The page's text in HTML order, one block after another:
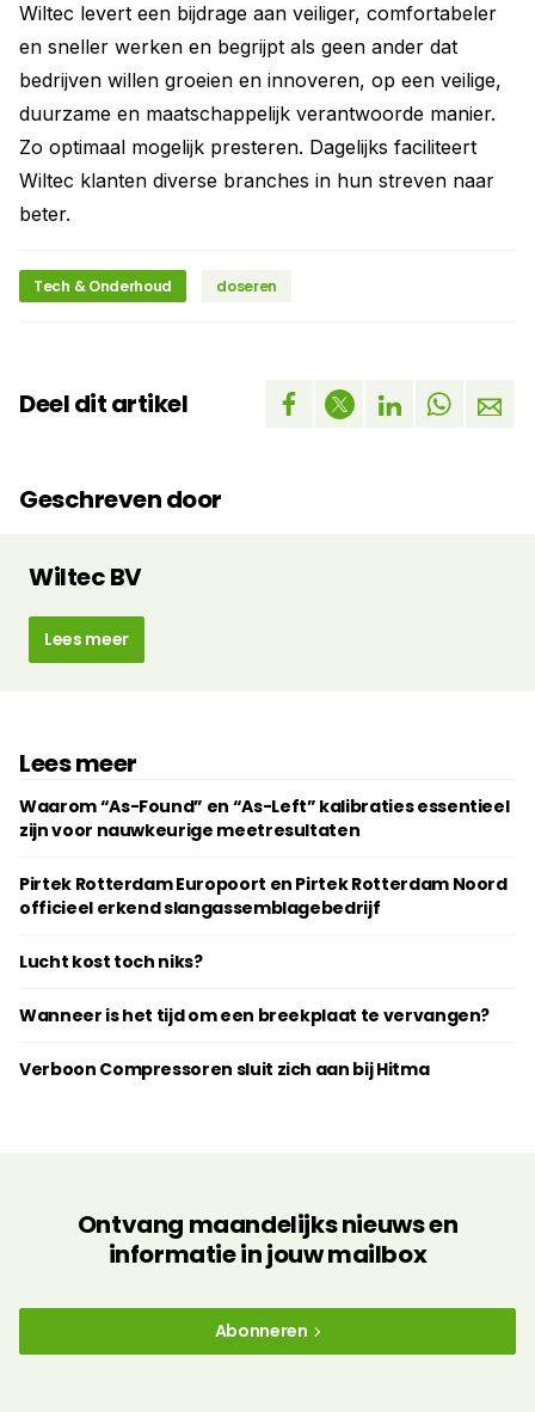
Wiltec levert een bijdrage aan veiliger, comfortabeler
en sneller werken en begrijpt als geen ander dat
bedrijven willen groeien en innoveren, op een veilige,
duurzame en maatschappelijk verantwoorde manier.
Zo optimaal mogelijk presteren. Dagelijks faciliteert
Wiltec klanten diverse branches in hun streven naar
beter.
Tech & Onderhoud doseren
Deel dit artikel
Geschreven door
Wiltec BV
Lees meer
Lees meer
Waarom “As-Found” en “As-Left” kalibraties essentieel
zijn voor nauwkeurige meetresultaten
Pirtek Rotterdam Europoort en Pirtek Rotterdam Noord
officieel erkend slangassemblagebedrijf
Lucht kost toch niks?
Wanneer is het tijd om een breekplaat te vervangen?
Verboon Compressoren sluit zich aan bij Hitma
Ontvang maandelijks nieuws en
informatie in jouw mailbox
Abonneren